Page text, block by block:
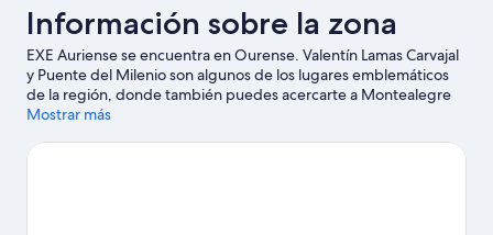
Información sobre la zona
EXE Auriense se encuentra en Ourense. Valentín Lamas Carvajal
y Puente del Milenio son algunos de los lugares emblemáticos
de la región, donde también puedes acercarte a Montealegre
Club de Golf y Bodega Val de Souto si buscas unas vacaciones
actividades de la zona, entre las que se incluye el golf.
Mostrar más